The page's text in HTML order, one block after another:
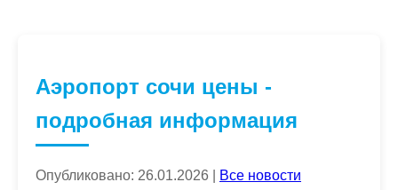
Аэропорт сочи цены -
подробная информация
Опубликовано: 26.01.2026 | Все новости